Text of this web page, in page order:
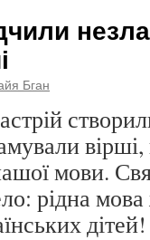
Бган
мови.
рідна
дітей!